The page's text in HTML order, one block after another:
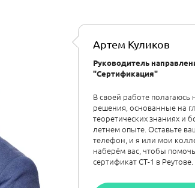
Артем Куликов
Руководитель
"Сертификация"
В своей работе
решения, основанные на
теоретических знаниях и
летнем опыте. Оставьте
телефон, и я или мои
наберём вас, чтобы
сертификат СТ-1 в Реутове.